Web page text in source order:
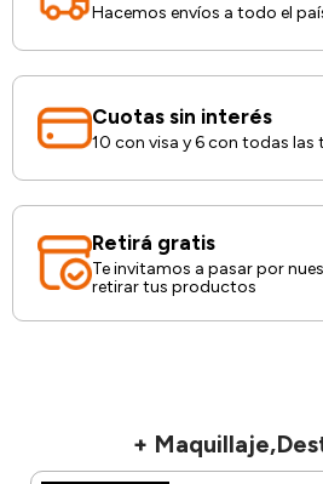
Hacemos envíos a todo el
Cuotas sin interés
10 con visa y 6 con todas las
Retirá gratis
Te invitamos a pasar por
retirar tus productos
+